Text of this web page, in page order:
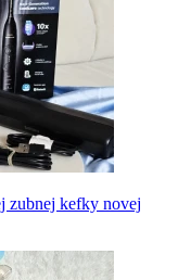
zubnej kefky novej